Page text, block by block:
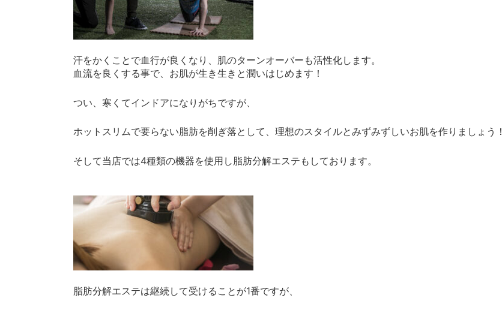
汗をかくことで血行が良くなり、肌のターンオーバーも活性化します。
血流を良くする事で、お肌が生き生きと潤いはじめます！
つい、寒くてインドアになりがちですが、
ホットスリムで要らない脂肪を削ぎ落として、理想のスタイルとみずみずしいお肌を作りましょう！
そして当店では4種類の機器を使用し脂肪分解エステもしております。
脂肪分解エステは継続して受けることが1番ですが、